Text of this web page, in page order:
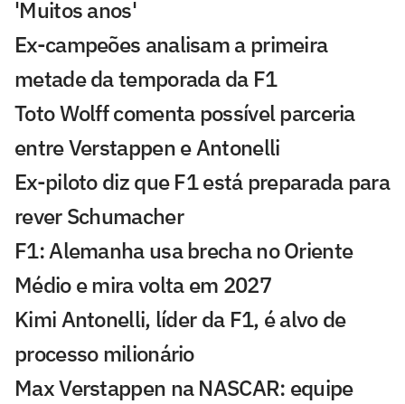
'Muitos anos'
Ex-campeões analisam a primeira
metade da temporada da F1
Toto Wolff comenta possível parceria
entre Verstappen e Antonelli
Ex-piloto diz que F1 está preparada para
rever Schumacher
F1: Alemanha usa brecha no Oriente
Médio e mira volta em 2027
Kimi Antonelli, líder da F1, é alvo de
processo milionário
Max Verstappen na NASCAR: equipe